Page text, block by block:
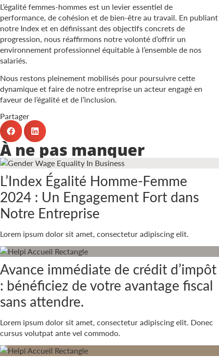
L’égalité femmes-hommes est un levier essentiel de
performance, de cohésion et de bien-être au travail. En publiant
notre Index et en définissant des objectifs concrets de
progression, nous réaffirmons notre volonté d’offrir un
environnement professionnel équitable à l’ensemble de nos
salariés.
Nous restons pleinement mobilisés pour poursuivre cette
dynamique et faire de notre entreprise un acteur engagé en
faveur de l’égalité et de l’inclusion.
Partager
À ne pas manquer
L’Index Égalité Homme-Femme
2024 : Un Engagement Fort dans
Notre Entreprise
Lorem ipsum dolor sit amet, consectetur adipiscing elit.
Avance immédiate de crédit d’impôt
: bénéficiez de votre avantage fiscal
sans attendre.
Lorem ipsum dolor sit amet, consectetur adipiscing elit. Donec
cursus volutpat ante vel commodo.